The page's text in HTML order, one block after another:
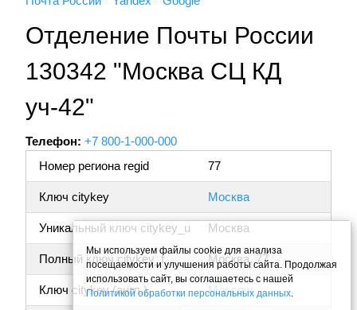
Отделение Почты России
130342 "Москва СЦ КД
уч-42"
Телефон: +7 800-1-000-000
Номер региона regid
77
Ключ citykey Москва
Уникальный ключ citykey_u Москва
Полный ключ citykey_f Москва, 77
Ключ citykey (англ.) Moscow
Мы используем файлы cookie для анализа
посещаемости и улучшения работы сайта. Продолжая
использовать сайт, вы соглашаетесь с нашей
Политикой обработки персональных данных.